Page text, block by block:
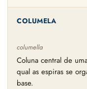
COLUMELA
columella
Coluna central de
qual as espiras se
base.